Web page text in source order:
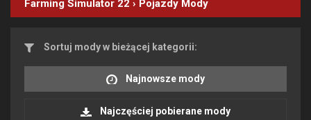
Farming Simulator 22 › Pojazdy Mody
Sortuj mody w bieżącej kategorii:
Najnowsze mody
Najczęściej pobierane mody